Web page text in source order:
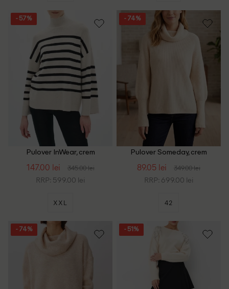
- 57%
Pulover InWear, crem
147.00 lei 345.00 lei
RRP: 599.00 lei
XXL
- 74%
Pulover Someday, crem
89.05 lei 349.00 lei
RRP: 699.00 lei
42
- 74% - 51%